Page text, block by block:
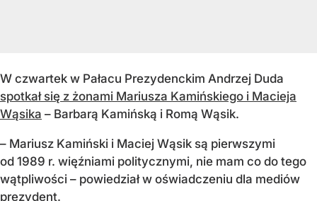
W czwartek w Pałacu Prezydenckim Andrzej Duda
spotkał się z żonami Mariusza Kamińskiego i Macieja
Wąsika – Barbarą Kamińską i Romą Wąsik.
– Mariusz Kamiński i Maciej Wąsik są pierwszymi
od 1989 r. więźniami politycznymi, nie mam co do tego
wątpliwości – powiedział w oświadczeniu dla mediów
prezydent.